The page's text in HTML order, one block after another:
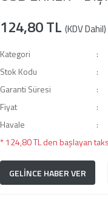
124,80 TL (KDV Dahil)
Kategori
Stok Kodu
Garanti Süresi
Fiyat
Havale
* 124,80 TL den başlayan
GELİNCE HABER VER